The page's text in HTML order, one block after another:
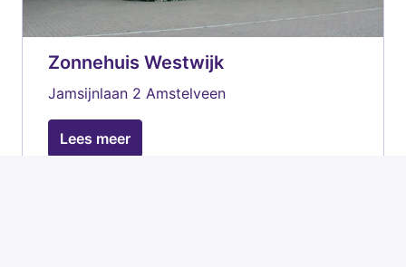
Zonnehuis Westwijk
Jamsijnlaan 2 Amstelveen
Lees meer